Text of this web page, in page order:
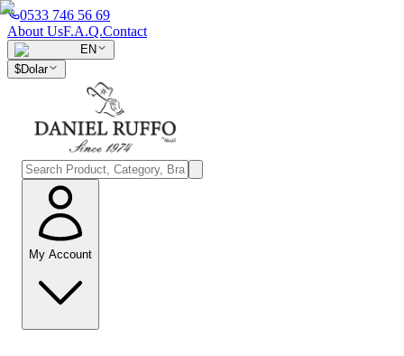
0533 746 56 69
About UsF.A.Q.Contact
EN
$Dolar
My Account